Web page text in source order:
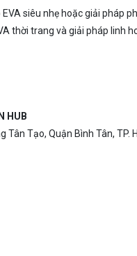
siêu nhẹ hoặc giải pháp
thời trang và giải pháp linh
HUB
Tạo, Quận Bình Tân, TP.